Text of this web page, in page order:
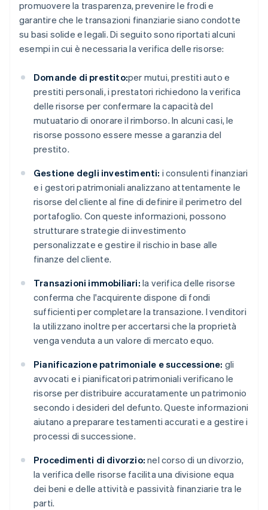
promuovere la trasparenza, prevenire le frodi e
garantire che le transazioni finanziarie siano condotte
su basi solide e legali. Di seguito sono riportati alcuni
esempi in cui è necessaria la verifica delle risorse:
Domande di prestito:per mutui, prestiti auto e
prestiti personali, i prestatori richiedono la verifica
delle risorse per confermare la capacità del
mutuatario di onorare il rimborso. In alcuni casi, le
risorse possono essere messe a garanzia del
prestito.
Gestione degli investimenti: i consulenti finanziari
e i gestori patrimoniali analizzano attentamente le
risorse del cliente al fine di definire il perimetro del
portafoglio. Con queste informazioni, possono
strutturare strategie di investimento
personalizzate e gestire il rischio in base alle
finanze del cliente.
Transazioni immobiliari: la verifica delle risorse
conferma che l'acquirente dispone di fondi
sufficienti per completare la transazione. I venditori
la utilizzano inoltre per accertarsi che la proprietà
venga venduta a un valore di mercato equo.
Pianificazione patrimoniale e successione: gli
avvocati e i pianificatori patrimoniali verificano le
risorse per distribuire accuratamente un patrimonio
secondo i desideri del defunto. Queste informazioni
aiutano a preparare testamenti accurati e a gestire i
processi di successione.
Procedimenti di divorzio: nel corso di un divorzio,
la verifica delle risorse facilita una divisione equa
dei beni e delle attività e passività finanziarie tra le
parti.